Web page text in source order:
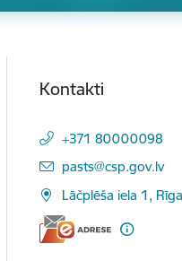
Kontakti
+371 80000098
E-pasts:
pasts@csp.gov.lv
Lāčplēša iela 1,